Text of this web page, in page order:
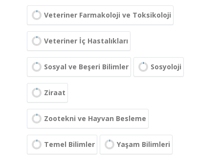
Veteriner Farmakoloji ve Toksikoloji
Veteriner İç Hastalıkları
Sosyal ve Beşeri Bilimler Sosyoloji
Ziraat
Zootekni ve Hayvan Besleme
Temel Bilimler Yaşam Bilimleri